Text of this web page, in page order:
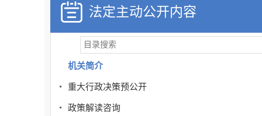
法定主动公开内容
机关简介
重大行政决策预公开
政策解读咨询